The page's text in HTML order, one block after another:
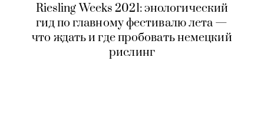
Riesling Weeks 2021: энологический
гид по главному фестивалю лета —
что ждать и где пробовать немецкий
рислинг